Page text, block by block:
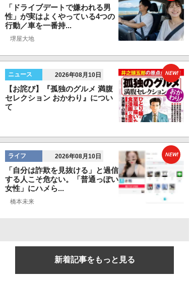
「ドライブデートで嫌われる男
性」が実はよくやっている4つの
行動／車を一番持...
堺屋大地
ニュース 2026年08月10日
【お詫び】『孤独のグルメ 満腹
セレクション おかわり』につい
て
NEW!
ライフ 2026年08月10日
「自分は詐欺を見抜ける」と過信
する人こそ危ない。「普通っぽい
女性」にハメら...
橋本未来
NEW!
新着記事をもっと見る